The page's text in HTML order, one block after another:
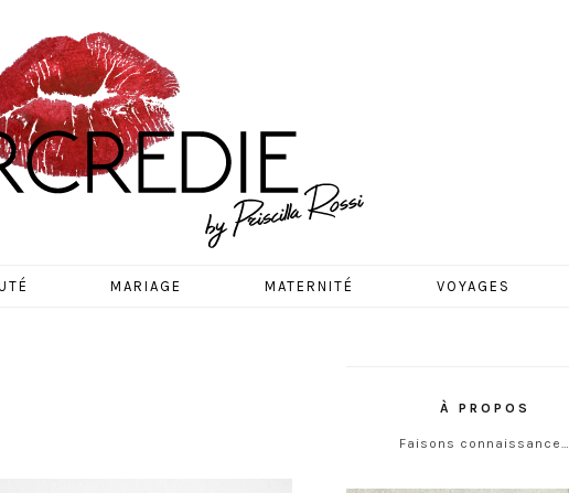
MARIAGE MATERNITÉ VOYAGES
À PROPOS
Faisons connaissance…